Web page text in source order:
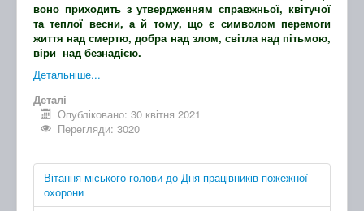
воно приходить з утвердженням справжньої, квітучої
та теплої весни, а й тому, що є символом перемоги
життя над смертю, добра над злом, світла над пітьмою,
віри над безнадією.
Детальніше...
Деталі
Опубліковано: 30 квітня 2021
Перегляди: 3020
Вітання міського голови до Дня працівників пожежної
охорони